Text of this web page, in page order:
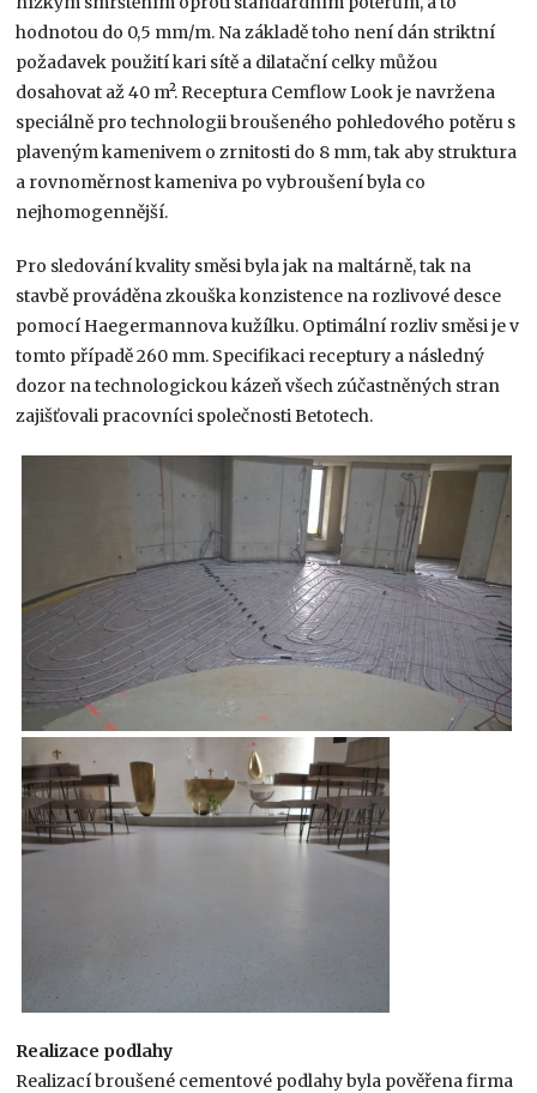
hodnotou do 0,5 mm/m. Na základě toho není dán striktní
požadavek použití kari sítě a dilatační celky můžou
dosahovat až 40 m². Receptura Cemflow Look je navržena
speciálně pro technologii broušeného pohledového potěru s
plaveným kamenivem o zrnitosti do 8 mm, tak aby struktura
a rovnoměrnost kameniva po vybroušení byla co
nejhomogennější.
Pro sledování kvality směsi byla jak na maltárně, tak na
stavbě prováděna zkouška konzistence na rozlivové desce
pomocí Haegermannova kužílku. Optimální rozliv směsi je v
tomto případě 260 mm. Specifikaci receptury a následný
dozor na technologickou kázeň všech zúčastněných stran
zajišťovali pracovníci společnosti Betotech.
Realizace podlahy
Realizací broušené cementové podlahy byla pověřena firma